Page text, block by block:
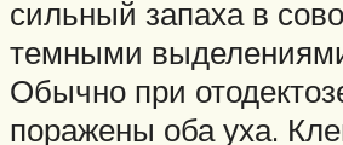
сильный запаха в
темными
Обычно при
поражены оба уха.